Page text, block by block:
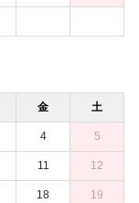
金 土
4 5
11 12
18 19